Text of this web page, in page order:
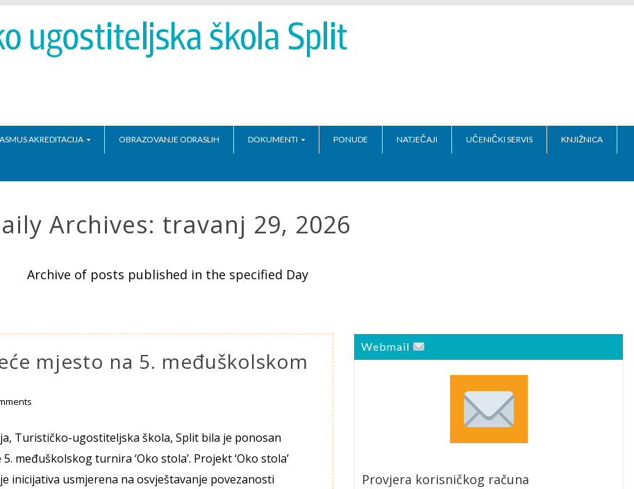
AKREDITACIJA OBRAZOVANJE ODRASLIH DOKUMENTI PONUDE NATJEČAJI UČENIČKI SERVIS KNJIŽNICA
Archives: travanj 29, 2026
Archive of posts published in the specified Day
mjesto na 5. međuškolskom
Turističko-ugostiteljska škola, Split bila je ponosan
međuškolskog turnira ‘Oko stola’. Projekt ‘Oko stola’
inicijativa usmjerena na osvještavanje povezanosti
Webmail
Provjera korisničkog računa